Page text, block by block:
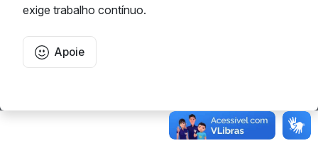
exige trabalho contínuo.
Apoie